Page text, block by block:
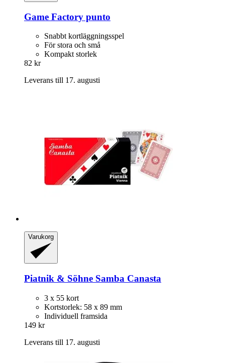
Game Factory punto
Snabbt kortläggningsspel
För stora och små
Kompakt storlek
82 kr
Leverans till 17. augusti
Varukorg
Piatnik & Söhne Samba Canasta
3 x 55 kort
Kortstorlek: 58 x 89 mm
Individuell framsida
149 kr
Leverans till 17. augusti